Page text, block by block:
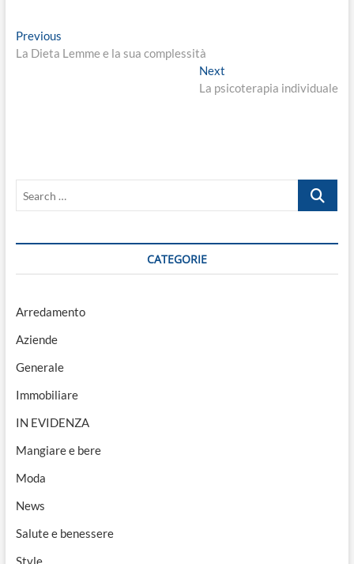
Navigazione
articoli
PreviousPrevious
post:
La Dieta Lemme e la sua complessità
Next
post:
La psicoterapia individuale
Search
CATEGORIE
Arredamento
Aziende
Generale
Immobiliare
IN EVIDENZA
Mangiare e bere
Moda
News
Salute e benessere